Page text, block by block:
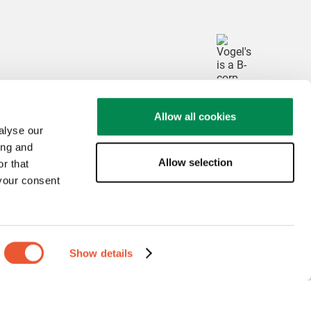
our
and
that
consent
Show details
Allow all cookies
Allow selection